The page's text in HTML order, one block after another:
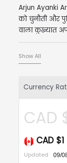
Arjun Ayanki
को चुनौती और
वाला कुख्यात
Show All
Currency
₹68.20